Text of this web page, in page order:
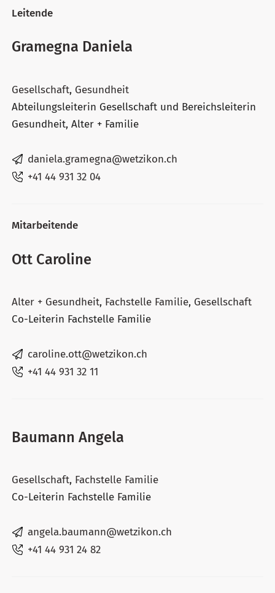
Leitende
Gramegna Daniela
Gesellschaft, Gesundheit
Abteilungsleiterin Gesellschaft und Bereichsleiterin
Gesundheit, Alter + Familie
daniela.gramegna@wetzikon.ch
+41 44 931 32 04
Mitarbeitende
Ott Caroline
Alter + Gesundheit, Fachstelle Familie, Gesellschaft
Co-Leiterin Fachstelle Familie
caroline.ott@wetzikon.ch
+41 44 931 32 11
Baumann Angela
Gesellschaft, Fachstelle Familie
Co-Leiterin Fachstelle Familie
angela.baumann@wetzikon.ch
+41 44 931 24 82